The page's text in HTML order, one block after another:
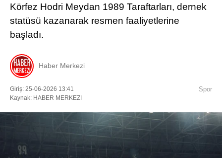
Körfez Hodri Meydan 1989 Taraftarları, dernek
statüsü kazanarak resmen faaliyetlerine
başladı.
Haber Merkezi
Giriş: 25-06-2026 13:41
Kaynak: HABER MERKEZI
Spor